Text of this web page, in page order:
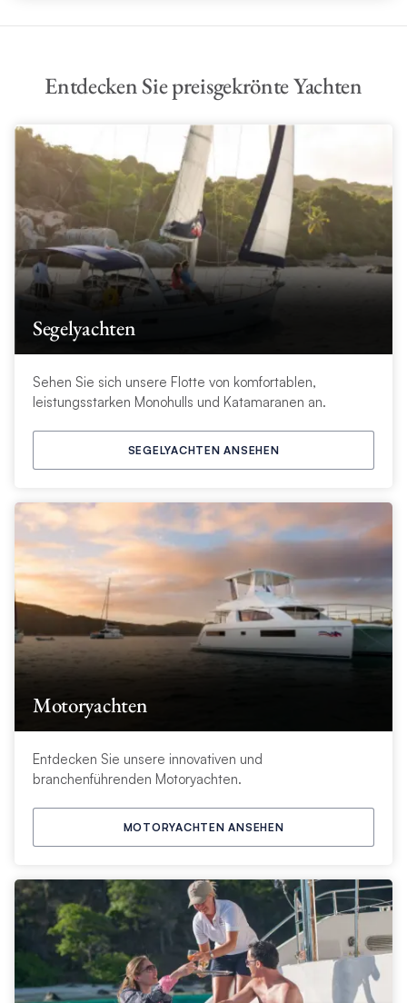
Entdecken Sie preisgekrönte Yachten
Segelyachten
Sehen Sie sich unsere Flotte von komfortablen,
leistungsstarken Monohulls und Katamaranen an.
SEGELYACHTEN ANSEHEN
Motoryachten
Entdecken Sie unsere innovativen und
branchenführenden Motoryachten.
MOTORYACHTEN ANSEHEN